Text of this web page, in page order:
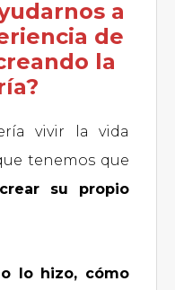
a
de
la
vivir la vida
tenemos que
crear su propio
lo hizo, cómo